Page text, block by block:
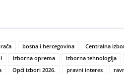
bosna i hercegovina Centralna
izborna oprema izborna tehnologija
Opći izbori 2026. pravni interes